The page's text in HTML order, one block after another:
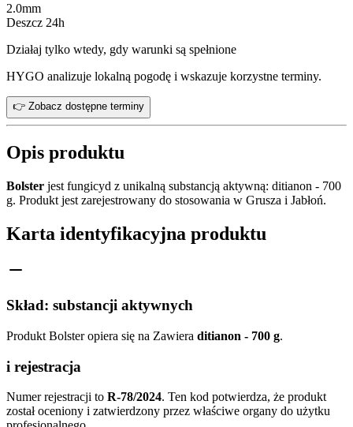
2.0mm
Deszcz 24h
Działaj tylko wtedy, gdy warunki są spełnione
HYGO analizuje lokalną pogodę i wskazuje korzystne terminy.
👉 Zobacz dostępne terminy
Opis produktu
Bolster jest fungicyd z unikalną substancją aktywną: ditianon - 700
g. Produkt jest zarejestrowany do stosowania w Grusza i Jabłoń.
Karta identyfikacyjna produktu
Skład: substancji aktywnych
Produkt Bolster opiera się na Zawiera ditianon - 700 g.
i rejestracja
Numer rejestracji to R-78/2024. Ten kod potwierdza, że produkt
został oceniony i zatwierdzony przez właściwe organy do użytku